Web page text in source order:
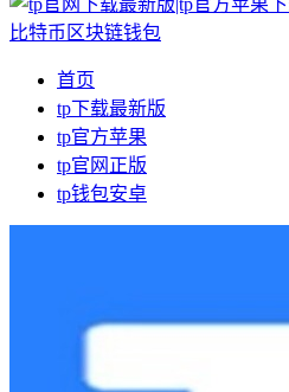
首页
tp下载最新版
tp官方苹果
tp官网正版
tp钱包安卓